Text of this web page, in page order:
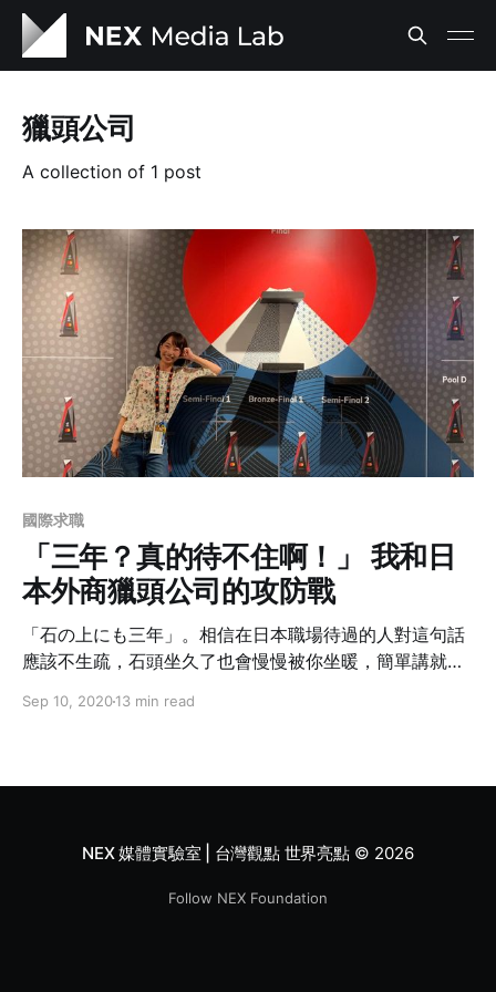
獵頭公司
A collection of 1 post
國際求職
「三年？真的待不住啊！」 我和日
本外商獵頭公司的攻防戰
「石の上にも三年」。相信在日本職場待過的人對這句話
應該不生疏，石頭坐久了也會慢慢被你坐暖，簡單講就是
怎麼辦到呢？有沒有什麼策略是正處於轉職十字路口的我
Sep 10, 202013 min read
NEX 媒體實驗室 | 台灣觀點 世界亮點© 2026
Follow NEX Foundation